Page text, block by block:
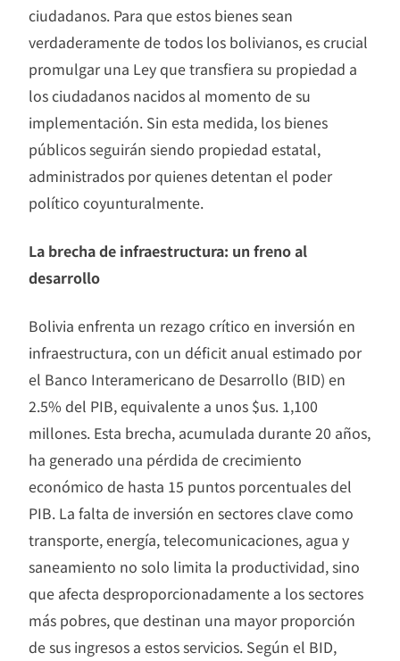
ciudadanos. Para que estos bienes sean
verdaderamente de todos los bolivianos, es crucial
promulgar una Ley que transfiera su propiedad a
los ciudadanos nacidos al momento de su
implementación. Sin esta medida, los bienes
públicos seguirán siendo propiedad estatal,
administrados por quienes detentan el poder
político coyunturalmente.
La brecha de infraestructura: un freno al
desarrollo
Bolivia enfrenta un rezago crítico en inversión en
infraestructura, con un déficit anual estimado por
el Banco Interamericano de Desarrollo (BID) en
2.5% del PIB, equivalente a unos $us. 1,100
millones. Esta brecha, acumulada durante 20 años,
ha generado una pérdida de crecimiento
económico de hasta 15 puntos porcentuales del
PIB. La falta de inversión en sectores clave como
transporte, energía, telecomunicaciones, agua y
saneamiento no solo limita la productividad, sino
que afecta desproporcionadamente a los sectores
más pobres, que destinan una mayor proporción
de sus ingresos a estos servicios. Según el BID,